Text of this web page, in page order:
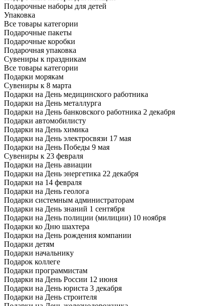
Подарочные наборы для детей
Упаковка
Все товары категории
Подарочные пакеты
Подарочные коробки
Подарочная упаковка
Сувениры к праздникам
Все товары категории
Подарки морякам
Сувениры к 8 марта
Подарки на День медицинского работника
Подарки на День металлурга
Подарки на День банковского работника 2 декабря
Подарки автомобилисту
Подарки на День химика
Подарки на День электросвязи 17 мая
Подарки на День Победы 9 мая
Сувениры к 23 февраля
Подарки на День авиации
Подарки на День энергетика 22 декабря
Подарки на 14 февраля
Подарки на День геолога
Подарки системным администраторам
Подарки на День знаний 1 сентября
Подарки на День полиции (милиции) 10 ноября
Подарки ко Дню шахтера
Подарки на День рождения компании
Подарки детям
Подарки начальнику
Подарок коллеге
Подарки программистам
Подарки на День России 12 июня
Подарки на День юриста 3 декабря
Подарки на День строителя